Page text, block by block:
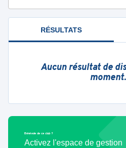
RÉSULTATS
Aucun résultat de
Bénévole de ce club ?
Activez l'espace de gestion